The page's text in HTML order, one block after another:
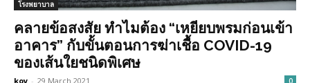
โรงพยาบาล
คลายข้อสงสัย ทำไมต้อง “เหยียบพรมก่อนเข้า
อาคาร” กับขั้นตอนการฆ่าเชื้อ COVID-19
ของเส้นใยชนิดพิเศษ
koy - 29 March 2021 0